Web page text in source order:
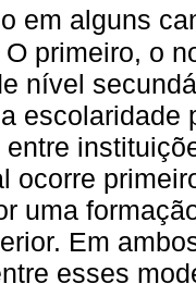
em alguns
primeiro, o
nível
escolaridade
ocorre
uma
Em
esses